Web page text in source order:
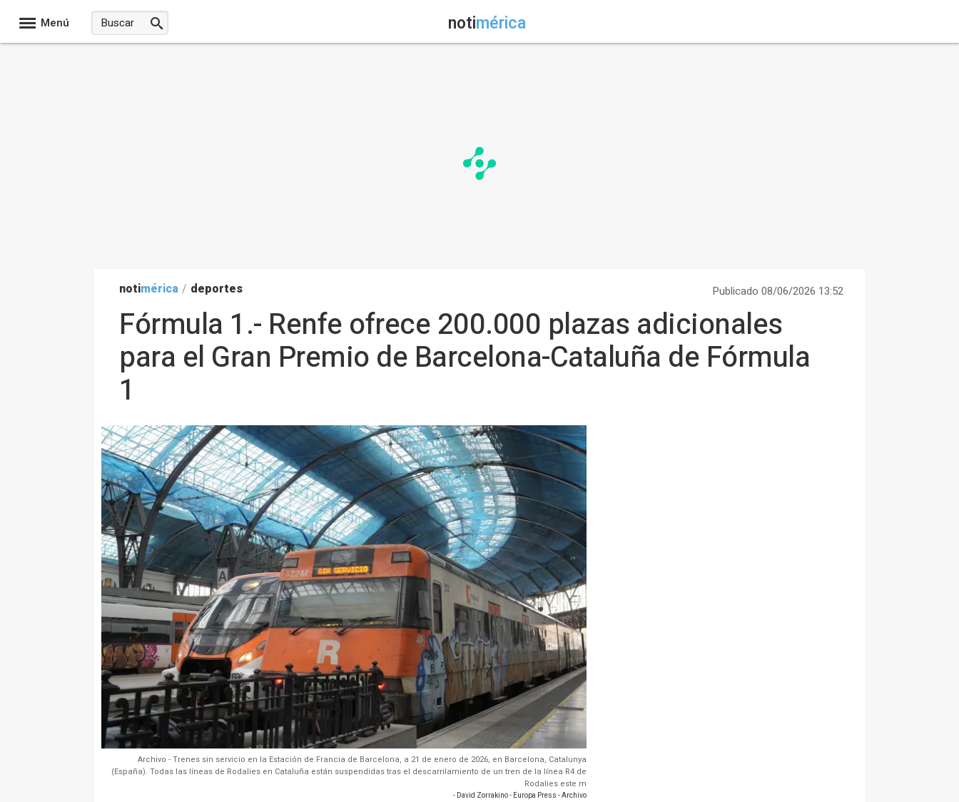
Menú notimérica
notimérica / deportes Publicado 08/06/2026 13:52
Fórmula 1.- Renfe ofrece 200.000 plazas adicionales
para el Gran Premio de Barcelona-Cataluña de Fórmula
1
Archivo - Trenes sin servicio en la Estación de Francia de Barcelona, a 21 de enero de 2026, en Barcelona, Catalunya
(España). Todas las líneas de Rodalies en Cataluña están suspendidas tras el descarrilamiento de un tren de la línea R4 de
Rodalies este m
- David Zorrakino - Europa Press - Archivo